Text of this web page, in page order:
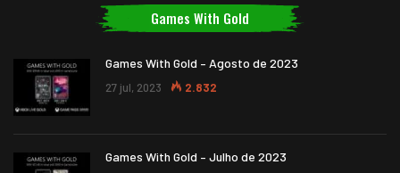
Games With Gold
Games With Gold – Agosto de 2023
27 jul, 2023 2.832
Games With Gold – Julho de 2023